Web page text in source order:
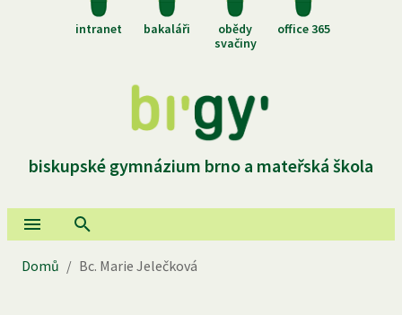
intranet bakaláři
obědy
svačiny
office 365
biskupské gymnázium brno a mateřská škola
Domů / Bc. Marie Jelečková